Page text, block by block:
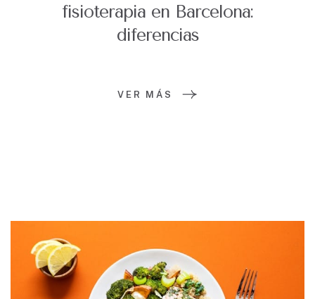
fisioterapia en Barcelona:
diferencias
VER MÁS